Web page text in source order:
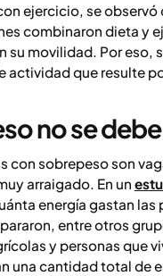
ejercicio, se observó
combinaron dieta y
su movilidad. Por eso,
que resulte
no se
con sobrepeso son
arraigado. En un
energía gastan las
entre otros
y personas que
una cantidad total de